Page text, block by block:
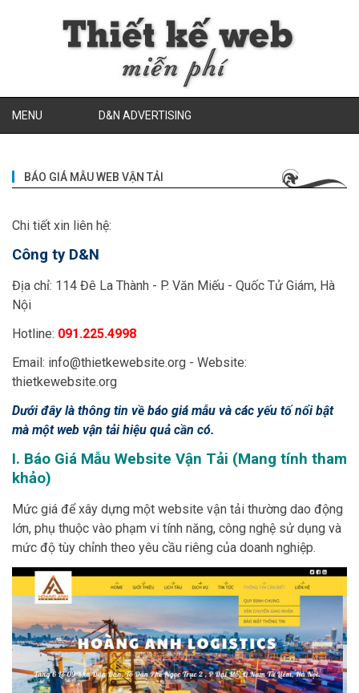
MENU D&N ADVERTISING
BÁO GIÁ MẪU WEB VẬN TẢI
Chi tiết xin liên hệ:
Công ty D&N
Địa chỉ: 114 Đê La Thành - P. Văn Miếu - Quốc Tử Giám, Hà
Nội
Hotline: 091.225.4998
Email: info@thietkewebsite.org - Website:
thietkewebsite.org
Dưới đây là thông tin về báo giá mẫu và các yếu tố nổi bật
mà một web vận tải hiệu quả cần có.
I. Báo Giá Mẫu Website Vận Tải (Mang tính tham
khảo)
Mức giá để xây dựng một website vận tải thường dao động
lớn, phụ thuộc vào phạm vi tính năng, công nghệ sử dụng và
mức độ tùy chỉnh theo yêu cầu riêng của doanh nghiệp.